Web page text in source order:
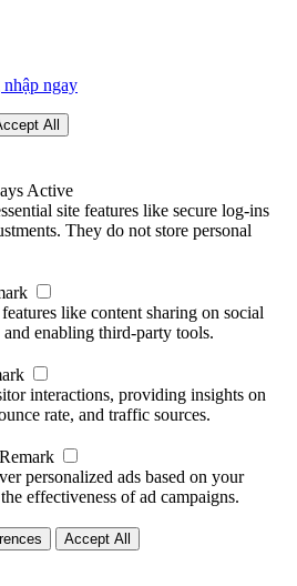
ngay
All
Active
site features like secure log-ins
They do not store personal
like content sharing on social
enabling third-party tools.
interactions, providing insights on
rate, and traffic sources.
Remark
personalized ads based on your
effectiveness of ad campaigns.
Accept All